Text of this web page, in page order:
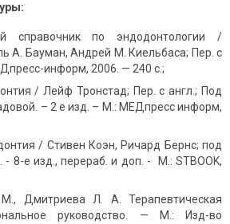
справочник по эндодонтологии /
А. Бауман, Андрей М. Киельбаса; Пер. с
информ, 2006. — 240 с.;
/ Лейф Тронстад; Пер. с англ.; Под
– 2 е изд. – М.: МЕДпресс информ,
/ Стивен Коэн, Ричард Бернс; под
8-е изд., перераб. и доп. - М.: STBOOK,
Дмитриева Л. А. Терапевтическая
руководство. — М.: Изд-во